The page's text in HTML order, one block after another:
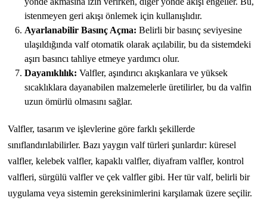
istenmeyen geri akışı önlemek için kullanışlıdır.
Ayarlanabilir Basınç Açma: Belirli bir basınç seviyesine
ulaşıldığında valf otomatik olarak açılabilir, bu da sistemdeki
aşırı basıncı tahliye etmeye yardımcı olur.
Dayanıklılık: Valfler, aşındırıcı akışkanlara ve yüksek
sıcaklıklara dayanabilen malzemelerle üretilirler, bu da valfin
uzun ömürlü olmasını sağlar.
Valfler, tasarım ve işlevlerine göre farklı şekillerde
sınıflandırılabilirler. Bazı yaygın valf türleri şunlardır: küresel
valfler, kelebek valfler, kapaklı valfler, diyafram valfler, kontrol
valfleri, sürgülü valfler ve çek valfler gibi. Her tür valf, belirli bir
uygulama veya sistemin gereksinimlerini karşılamak üzere seçilir.